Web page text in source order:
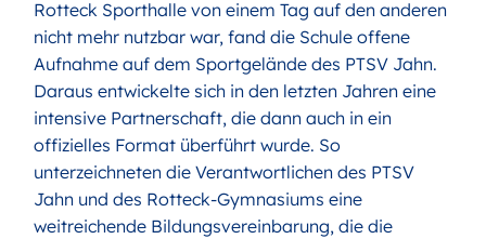
Rotteck Sporthalle von einem Tag auf den anderen
nicht mehr nutzbar war, fand die Schule offene
Aufnahme auf dem Sportgelände des PTSV Jahn.
Daraus entwickelte sich in den letzten Jahren eine
intensive Partnerschaft, die dann auch in ein
offizielles Format überführt wurde. So
unterzeichneten die Verantwortlichen des PTSV
Jahn und des Rotteck-Gymnasiums eine
weitreichende Bildungsvereinbarung, die die